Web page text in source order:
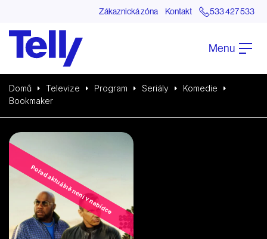
Zákaznická zóna Kontakt 533 427 533
Menu
Domů Televize Program Seriály
Komedie
Bookmaker
Pořad aktuálně není v nabídce